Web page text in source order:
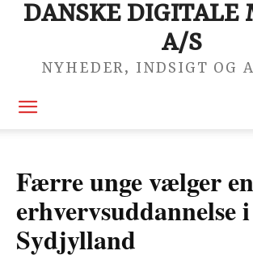
DANSKE DIGITALE
A/S
NYHEDER, INDSIGT OG
Færre unge vælger en
erhvervsuddannelse i
Sydjylland